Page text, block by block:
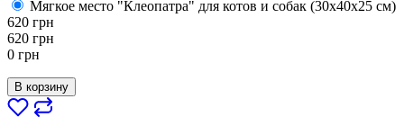
Мягкое место "Клеопатра" для котов и собак (30х40х25 см)
620 грн
620 грн
0 грн
В корзину